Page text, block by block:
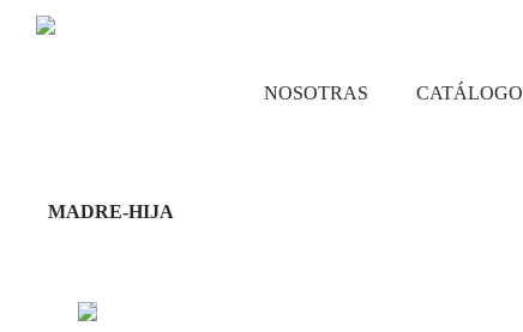
NOSOTRAS CATÁLOGO
MADRE-HIJA